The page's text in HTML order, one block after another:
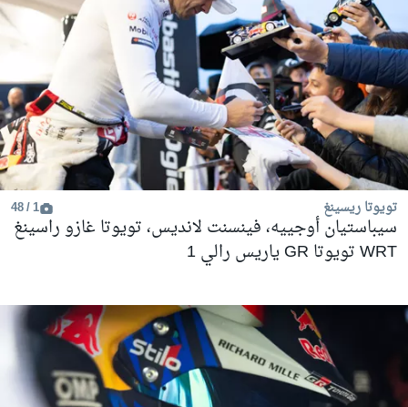
تويوتا ريسينغ 1 / 48
سيباستيان أوجييه، فينسنت لانديس، تويوتا غازو راسينغ
WRT تويوتا GR ياريس رالي 1